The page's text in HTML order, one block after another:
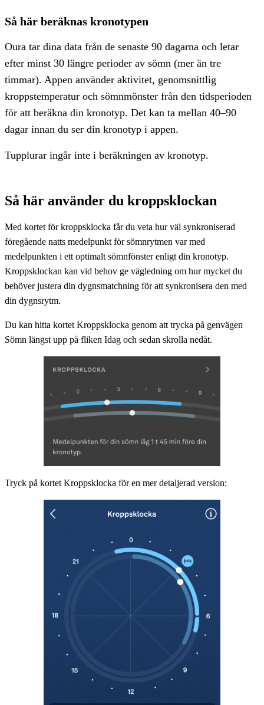
Så här beräknas kronotypen
Oura tar dina data från de senaste 90 dagarna och letar
efter minst 30 längre perioder av sömn (mer än tre
timmar). Appen använder aktivitet, genomsnittlig
kroppstemperatur och sömnmönster från den tidsperioden
för att beräkna din kronotyp. Det kan ta mellan 40–90
dagar innan du ser din kronotyp i appen.
Tupplurar ingår inte i beräkningen av kronotyp.
Så här använder du kroppsklockan
Med kortet för kroppsklocka får du veta hur väl synkroniserad
föregående natts medelpunkt för sömnrytmen var med
medelpunkten i ett optimalt sömnfönster enligt din kronotyp.
Kroppsklockan kan vid behov ge vägledning om hur mycket du
behöver justera din dygnsmatchning för att synkronisera den med
din dygnsrytm.
Du kan hitta kortet Kroppsklocka genom att trycka på genvägen
Sömn längst upp på fliken Idag och sedan skrolla nedåt.
Tryck på kortet Kroppsklocka för en mer detaljerad version: